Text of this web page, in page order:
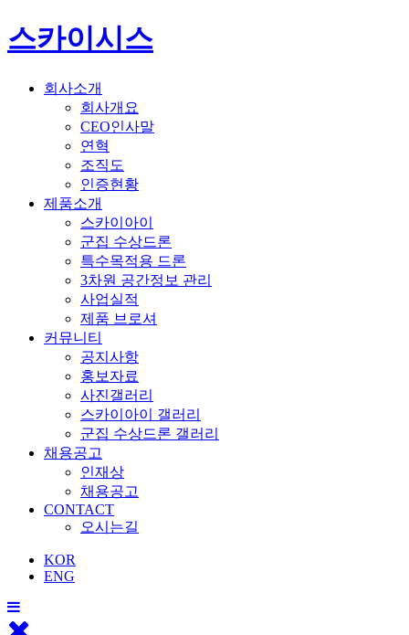
스카이시스
회사소개
회사개요
CEO인사말
연혁
조직도
인증현황
제품소개
스카이아이
군집 수상드론
특수목적용 드론
3차원 공간정보 관리
사업실적
제품 브로셔
커뮤니티
공지사항
홍보자료
사진갤러리
스카이아이 갤러리
군집 수상드론 갤러리
채용공고
인재상
채용공고
CONTACT
오시는길
KOR
ENG